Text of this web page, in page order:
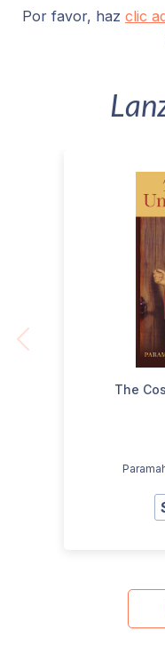
Por favor, haz clic
The